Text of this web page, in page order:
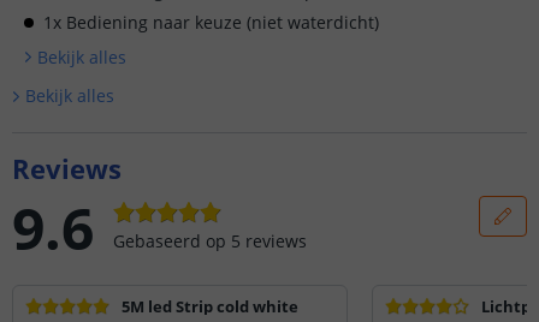
1x Bediening naar keuze (niet waterdicht)
Bekijk alles
Bekijk alles
Reviews
9.6 Gebaseerd op 5 reviews
5M led Strip cold white